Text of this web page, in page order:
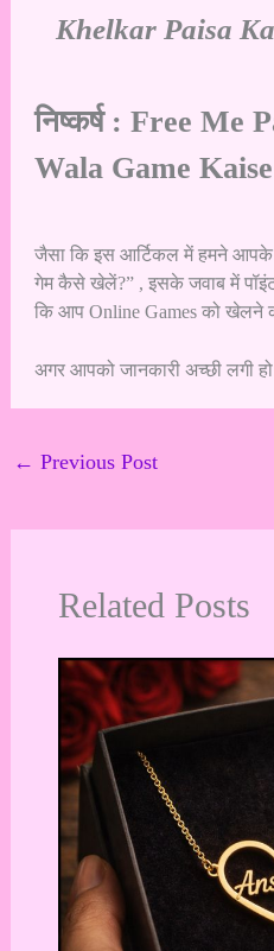
Khelkar Paisa
निष्कर्ष : Free Me
Wala Game
जैसा कि इस आर्टिकल में हमने आपके
गेम कैसे खेलें?” , इसके जवाब में
कि आप Online Games को खेलने
अगर आपको जानकारी अच्छी लगी
← Previous Post
Related Posts